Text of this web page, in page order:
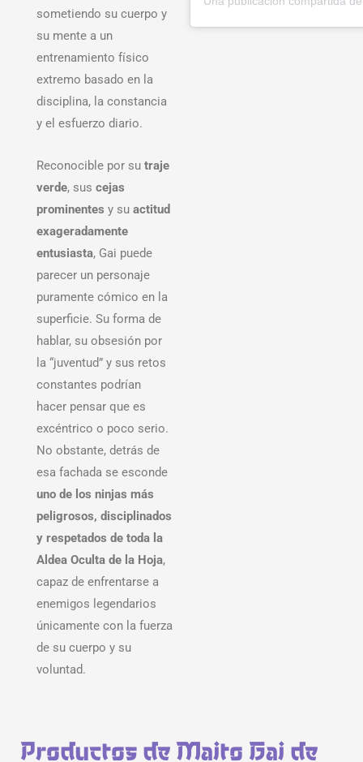
sometiendo su cuerpo y
su mente a un
entrenamiento físico
extremo basado en la
disciplina, la constancia
y el esfuerzo diario.
Reconocible por su traje
verde, sus cejas
prominentes y su actitud
exageradamente
entusiasta, Gai puede
parecer un personaje
puramente cómico en la
superficie. Su forma de
hablar, su obsesión por
la “juventud” y sus retos
constantes podrían
hacer pensar que es
excéntrico o poco serio.
No obstante, detrás de
esa fachada se esconde
uno de los ninjas más
peligrosos, disciplinados
y respetados de toda la
Aldea Oculta de la Hoja,
capaz de enfrentarse a
enemigos legendarios
únicamente con la fuerza
de su cuerpo y su
voluntad.
Productos de Maito Gai de